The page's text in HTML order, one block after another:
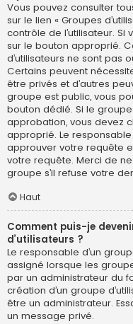
Vous pouvez consulter
sur le lien « Groupes
contrôle de l’utilisateur.
sur le bouton approprié.
d’utilisateurs ne sont pas
Certains peuvent
être privés et d’autres
groupe est public, vous
bouton dédié. Si le
approbation, vous devez
approprié. Le
approuver votre requête
votre requête. Merci de
groupe s’il refuse votre
Haut
Comment puis-je
d’utilisateurs ?
Le responsable d’un
assigné lorsque les
par un administrateur du
création d’un groupe
être un administrateur.
un message privé.